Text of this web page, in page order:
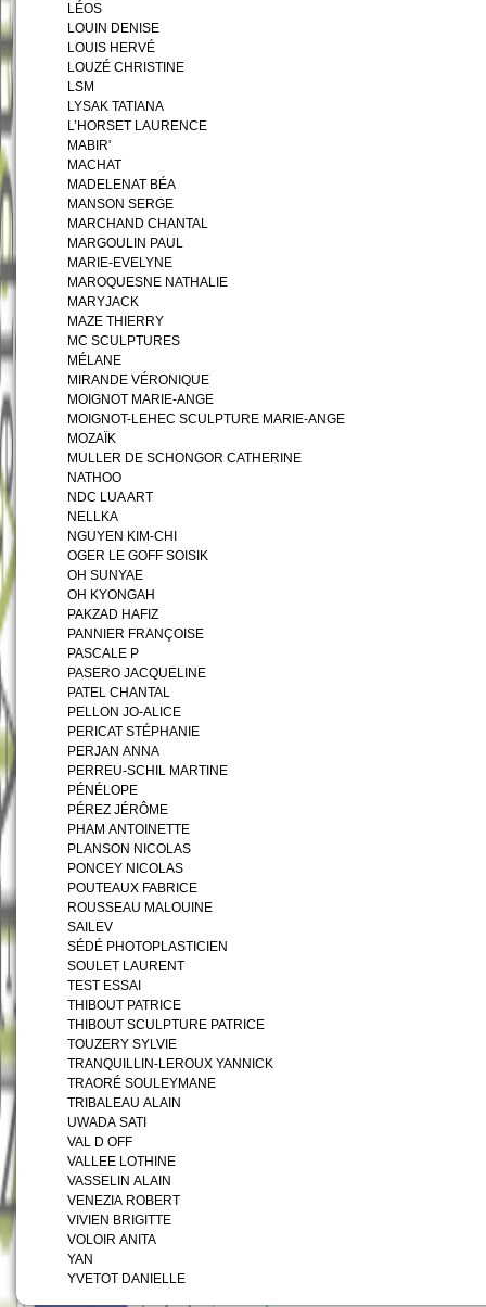
LÉOS
LOUIN DENISE
LOUIS HERVÉ
LOUZÉ CHRISTINE
LSM
LYSAK TATIANA
L’HORSET LAURENCE
MABIR'
MACHAT
MADELENAT BÉA
MANSON SERGE
MARCHAND CHANTAL
MARGOULIN PAUL
MARIE-EVELYNE
MAROQUESNE NATHALIE
MARYJACK
MAZE THIERRY
MC SCULPTURES
MÉLANE
MIRANDE VÉRONIQUE
MOIGNOT MARIE-ANGE
MOIGNOT-LEHEC SCULPTURE MARIE-ANGE
MOZAÏK
MULLER DE SCHONGOR CATHERINE
NATHOO
NDC LUA ART
NELLKA
NGUYEN KIM-CHI
OGER LE GOFF SOISIK
OH SUNYAE
OH KYONGAH
PAKZAD HAFIZ
PANNIER FRANÇOISE
PASCALE P
PASERO JACQUELINE
PATEL CHANTAL
PELLON JO-ALICE
PERICAT STÉPHANIE
PERJAN ANNA
PERREU-SCHIL MARTINE
PÉNÉLOPE
PÉREZ JÉRÔME
PHAM ANTOINETTE
PLANSON NICOLAS
PONCEY NICOLAS
POUTEAUX FABRICE
ROUSSEAU MALOUINE
SAILEV
SÉDÉ PHOTOPLASTICIEN
SOULET LAURENT
TEST ESSAI
THIBOUT PATRICE
THIBOUT SCULPTURE PATRICE
TOUZERY SYLVIE
TRANQUILLIN-LEROUX YANNICK
TRAORÉ SOULEYMANE
TRIBALEAU ALAIN
UWADA SATI
VAL D OFF
VALLEE LOTHINE
VASSELIN ALAIN
VENEZIA ROBERT
VIVIEN BRIGITTE
VOLOIR ANITA
YAN
YVETOT DANIELLE